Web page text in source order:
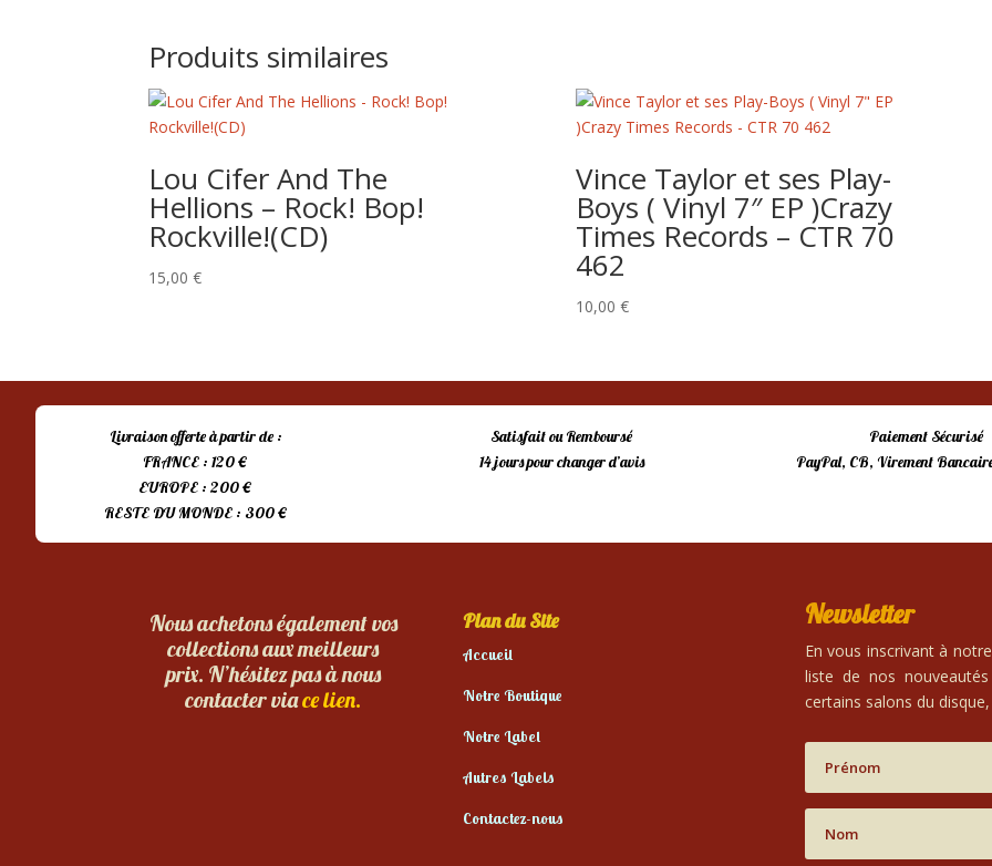
Produits similaires
Lou Cifer And The
Hellions – Rock! Bop!
Rockville!(CD)
15,00€
Vince Taylor et ses Play-
Boys ( Vinyl 7″ EP )Crazy
Times Records – CTR 70
462
10,00 €
Livraison offerte à partir de :
FRANCE : 120 €
EUROPE : 200 €
RESTE DU MONDE : 300 €
Satisfait ou Remboursé
14 jours pour changer d’avis
Paiement Sécurisé
PayPal, CB, Virement Bancaire
Nous achetons également vos
collections aux meilleurs
prix. N’hésitez pas à nous
contacter viace lien.
Plan du Site
Accueil
Notre Boutique
Notre Label
Autres Labels
Contactez-nous
Newsletter
En vous inscrivant à
liste de nos
certains salons du